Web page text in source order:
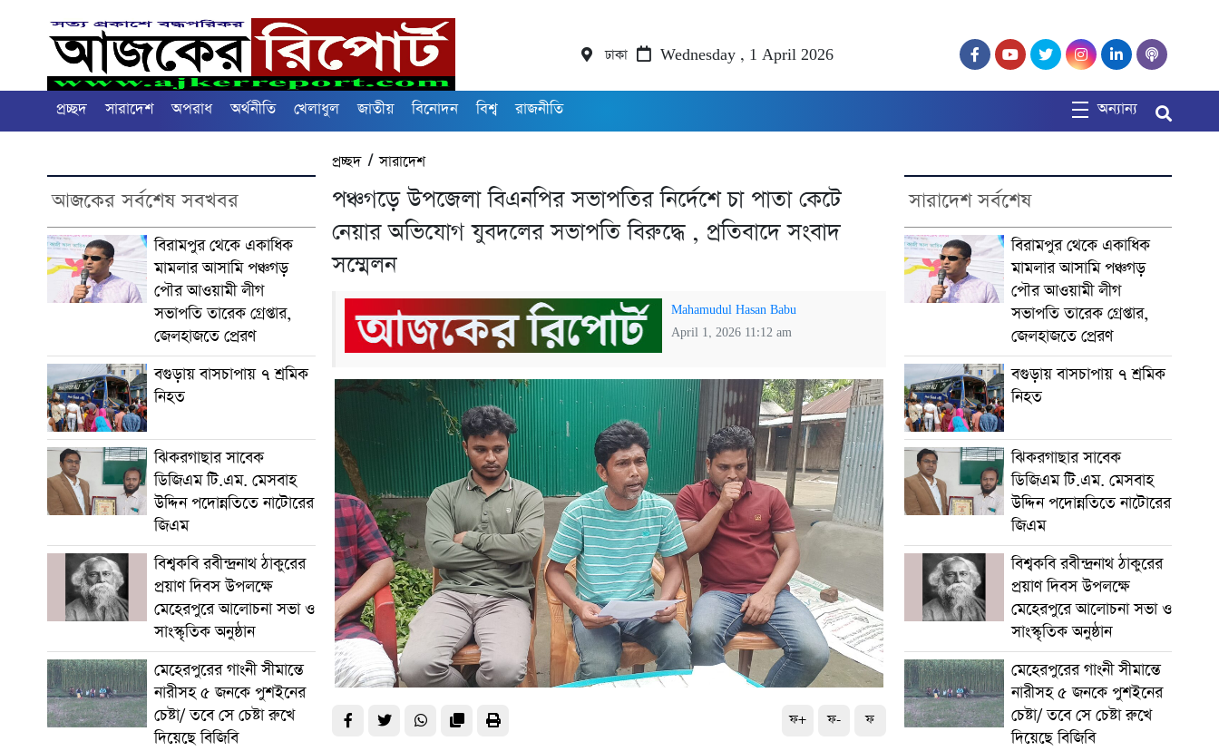
ঢাকা Wednesday , 1 April 2026
প্রচ্ছদ সারাদেশ অপরাধ অর্থনীতি খেলাধুল জাতীয় বিনোদন বিশ্ব রাজনীতি অন্যান্য
আজকের সর্বশেষ সবখবর
বিরামপুর থেকে একাধিক
মামলার আসামি পঞ্চগড়
পৌর আওয়ামী লীগ
সভাপতি তারেক গ্রেপ্তার,
জেলহাজতে প্রেরণ
বগুড়ায় বাসচাপায় ৭ শ্রমিক
নিহত
ঝিকরগাছার সাবেক
ডিজিএম টি.এম. মেসবাহ
উদ্দিন পদোন্নতিতে নাটোরের
জিএম
বিশ্বকবি রবীন্দ্রনাথ ঠাকুরের
প্রয়াণ দিবস উপলক্ষে
মেহেরপুরে আলোচনা সভা ও
সাংস্কৃতিক অনুষ্ঠান
মেহেরপুরের গাংনী সীমান্তে
নারীসহ ৫ জনকে পুশইনের
চেষ্টা/ তবে সে চেষ্টা রুখে
দিয়েছে বিজিবি
প্রচ্ছদ/সারাদেশ
পঞ্চগড়ে উপজেলা বিএনপির সভাপতির নির্দেশে চা পাতা কেটে
নেয়ার অভিযোগ যুবদলের সভাপতি বিরুদ্ধে , প্রতিবাদে সংবাদ
সম্মেলন
Mahamudul Hasan Babu
April 1, 2026 11:12 am
ফ+ ফ- ফ
সারাদেশ সর্বশেষ
বিরামপুর থেকে একাধিক
মামলার আসামি পঞ্চগড়
পৌর আওয়ামী লীগ
সভাপতি তারেক গ্রেপ্তার,
জেলহাজতে প্রেরণ
বগুড়ায় বাসচাপায় ৭ শ্রমিক
নিহত
ঝিকরগাছার সাবেক
ডিজিএম টি.এম. মেসবাহ
উদ্দিন পদোন্নতিতে নাটোরের
জিএম
বিশ্বকবি রবীন্দ্রনাথ ঠাকুরের
প্রয়াণ দিবস উপলক্ষে
মেহেরপুরে আলোচনা সভা ও
সাংস্কৃতিক অনুষ্ঠান
মেহেরপুরের গাংনী সীমান্তে
নারীসহ ৫ জনকে পুশইনের
চেষ্টা/ তবে সে চেষ্টা রুখে
দিয়েছে বিজিবি